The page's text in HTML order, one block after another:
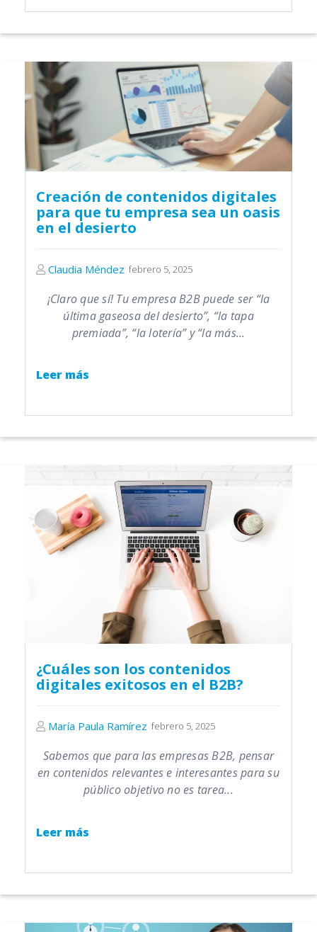
Creación de contenidos digitales
para que tu empresa sea un oasis
en el desierto
Claudia Méndez febrero 5, 2025
¡Claro que sí! Tu empresa B2B puede ser “la
última gaseosa del desierto”, “la tapa
premiada”, “la lotería” y “la más...
Leer más
¿Cuáles son los contenidos
digitales exitosos en el B2B?
María Paula Ramírez febrero 5, 2025
Sabemos que para las empresas B2B, pensar
en contenidos relevantes e interesantes para su
público objetivo no es tarea...
Leer más